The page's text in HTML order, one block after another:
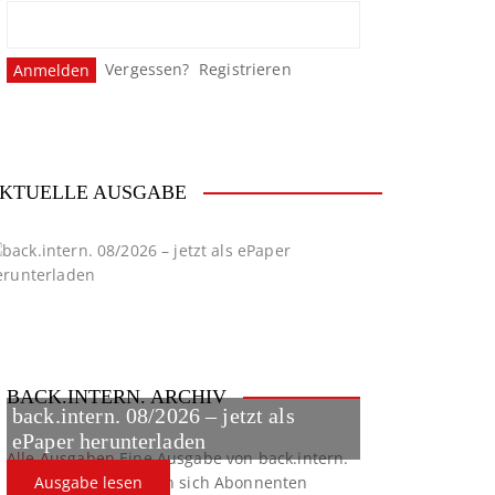
Vergessen? Registrieren
AUSGABE
back.intern. 08/2026 – jetzt als
ePaper herunterladen
Ausgabe lesen
BACK.INTERN. ARCHIV
Alle AusgabenEine Ausgabe von back.intern.
verpasst? Hier können sich Abonnenten